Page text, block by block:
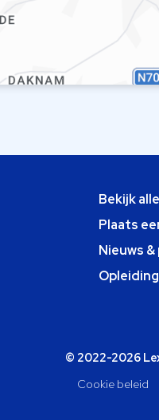
Bekijk
Plaats
Nieuws
© 2022-2026
Cookie beleid